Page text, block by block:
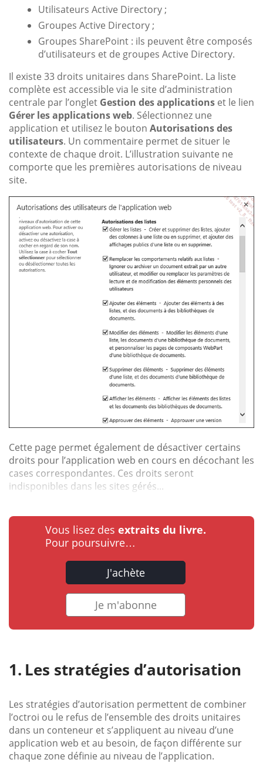
Utilisateurs Active Directory ;
Groupes Active Directory ;
Groupes SharePoint : ils peuvent être composés
d’utilisateurs et de groupes Active Directory.
Il existe 33 droits unitaires dans SharePoint. La liste
complète est accessible via le site d’administration
centrale par l’onglet Gestion des applications et le lien
Gérer les applications web. Sélectionnez une
application et utilisez le bouton Autorisations des
utilisateurs. Un commentaire permet de situer le
contexte de chaque droit. L’illustration suivante ne
comporte que les premières autorisations de niveau
site.
Cette page permet également de désactiver certains
droits pour l’application web en cours en décochant les
cases correspondantes. Ces droits seront
indisponibles dans les sites gérés...
Vous lisez des extraits du livre.
Pour poursuivre…
J'achète
Je m'abonne
Les stratégies d’autorisation
Les stratégies d’autorisation permettent de combiner
l’octroi ou le refus de l’ensemble des droits unitaires
dans un conteneur et s’appliquent au niveau d’une
application web et au besoin, de façon différente sur
chaque zone définie au niveau de l’application.